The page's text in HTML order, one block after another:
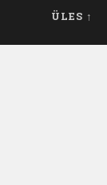
ÜLES ↑